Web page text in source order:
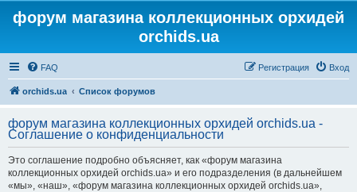
форум магазина коллекционных орхидей
orchids.ua
FAQ Вход
Регистрация
orchids.ua Список форумов
форум магазина коллекционных орхидей orchids.ua -
Соглашение о конфиденциальности
Это соглашение подробно объясняет, как «форум магазина
коллекционных орхидей orchids.ua» и его подразделения (в дальнейшем
«мы», «наш», «форум магазина коллекционных орхидей orchids.ua»,